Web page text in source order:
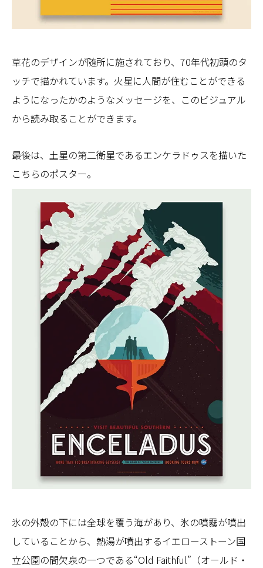
草花のデザインが随所に施されており、70年代初頭のタ
ッチで描かれています。火星に人間が住むことができる
ようになったかのようなメッセージを、このビジュアル
から読み取ることができます。
最後は、土星の第二衛星であるエンケラドゥスを描いた
こちらのポスター。
氷の外殻の下には全球を覆う海があり、氷の噴霧が噴出
していることから、熱湯が噴出するイエローストーン国
立公園の間欠泉の一つである“Old Faithful”（オールド・